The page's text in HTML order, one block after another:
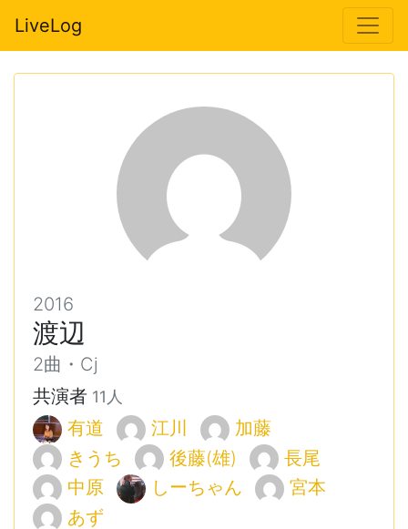
LiveLog
2016
渡辺
2曲・Cj
共演者 11人
有道 江川
加藤
きうち
後藤(雄)
長尾
中原
しーちゃん
宮本
あず